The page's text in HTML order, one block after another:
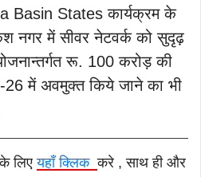
Basin States कार्यक्रम के
नगर में सीवर नेटवर्क को सुदृढ़
रू. 100 करोड़ की
26 में अवमुक्त किये जाने का भी
लिएयहाँ क्लिककरे , साथ ही और